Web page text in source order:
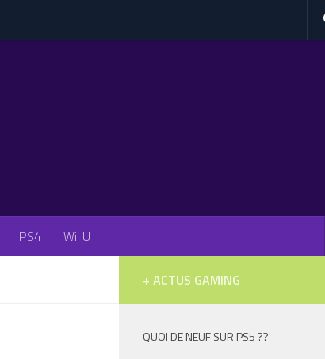
PS4 Wii U
+ ACTUS GAMING
QUOI DE NEUF SUR PS5 ??